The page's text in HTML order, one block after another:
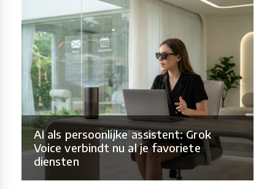
AI als persoonlijke assistent: Grok
Voice verbindt nu al je favoriete
diensten